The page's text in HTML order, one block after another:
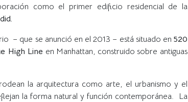
como el primer edificio residencial de la
– que se anunció en el 2013 – está situado en 520
High Line en Manhattan, construido sobre antiguas
la arquitectura como arte, el urbanismo y el
la forma natural y función contemporánea. La